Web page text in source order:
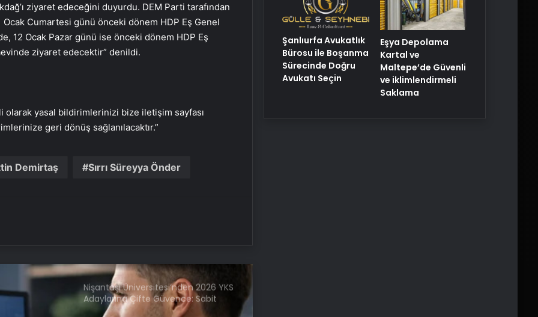
ziyaret edeceğini duyurdu. DEM Parti tarafından
Ocak Cumartesi günü önceki dönem HDP Eş Genel
12 Ocak Pazar günü ise önceki dönem HDP Eş
ziyaret edecektir” denildi.
olarak yasal bildirimlerinizi bize iletişim sayfası
geri dönüş sağlanılacaktır.”
Demirtaş Sırrı Süreyya Önder
Ortopodoloji İle Diyabetik Ayak
Yarası Tedavisi
Serjoy : Dijital Medya Ajansı, Google
Reklam Ajansı, SEO Ajansı ve Web
Nişantaşı Üniversitesi’nden 2026 YKS
Adaylarına Çifte Güvence: Sabit
Ücret ve Kesintisiz Burs
Şanlıurfa Avukatlık
Bürosu ile Boşanma
Sürecinde Doğru
Avukatı Seçin
Eşya Depolama
Kartal ve
Maltepe’de Güvenli
ve iklimlendirmeli
Saklama